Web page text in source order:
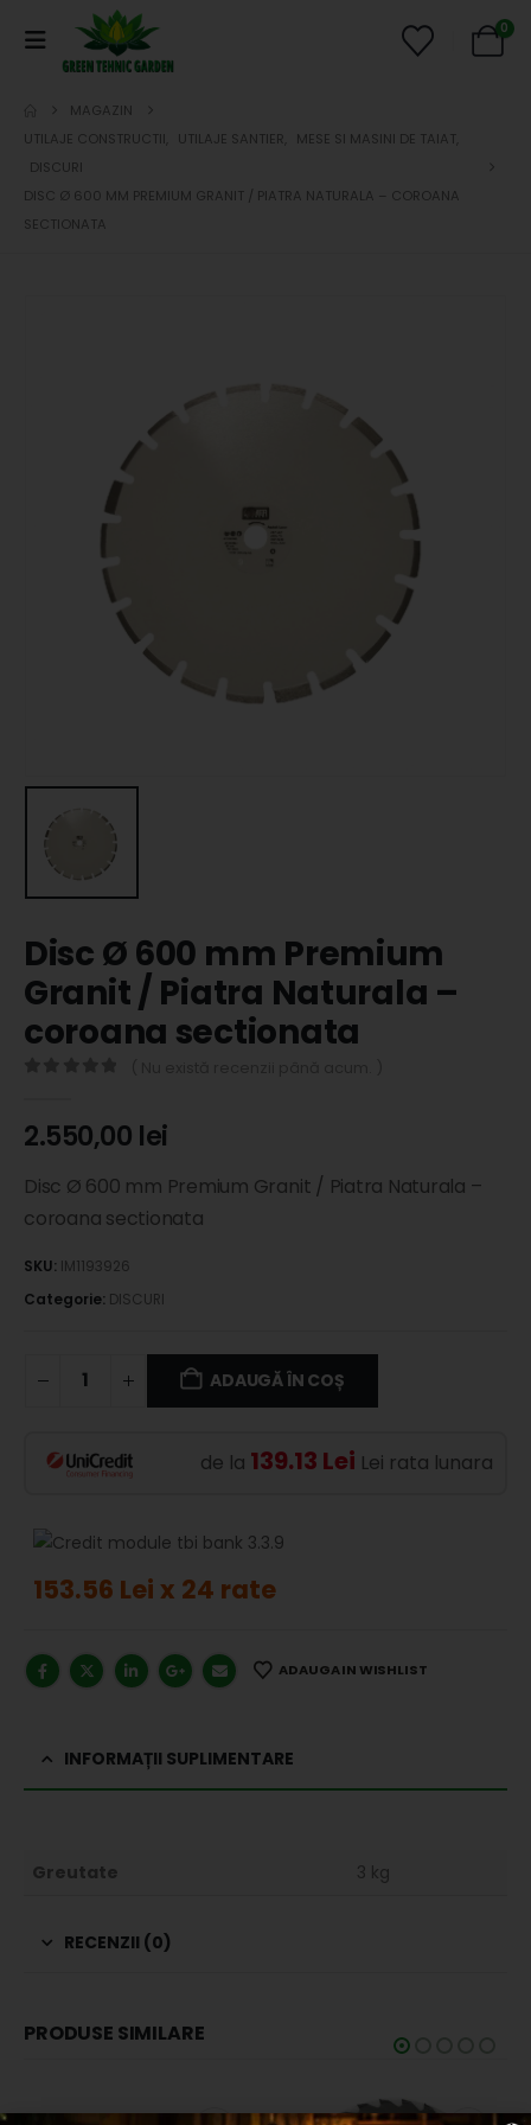
0
MAGAZIN
UTILAJE CONSTRUCTII
UTILAJE SANTIER MESE SI MASINI DE TAIAT
DISCURI
DISC Ø 600 MM PREMIUM GRANIT / PIATRA NATURALA – COROANA
SECTIONATA
Disc Ø 600 mm Premium
Granit / Piatra Naturala –
coroana sectionata
2.550,00 lei
Disc Ø 600 mm Premium Granit / Piatra Naturala –
coroana sectionata
SKU: IM1193926
Categorie: DISCURI
ADAUGĂ ÎN COȘ
de la 139.13 Lei Lei rata lunara
153.56 Lei x 24 rate
ADAUGA IN WISHLIST
INFORMAȚII SUPLIMENTARE
Greutate 3 kg
RECENZII (0)
PRODUSE SIMILARE